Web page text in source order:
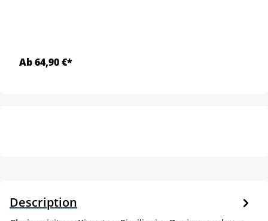
Ab 64,90 €*
Description